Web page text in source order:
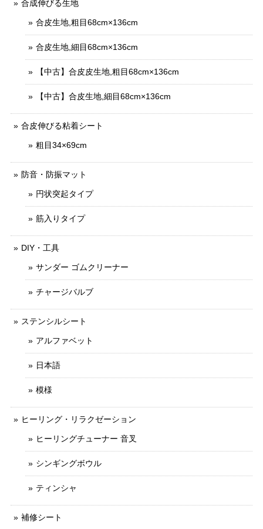
合成伸びる生地
合皮生地,粗目68cm×136cm
合皮生地,細目68cm×136cm
【中古】合皮皮生地,粗目68cm×136cm
【中古】合皮生地,細目68cm×136cm
合皮伸びる粘着シート
粗目34×69cm
防音・防振マット
円状突起タイプ
筋入りタイプ
DIY・工具
サンダー ゴムクリーナー
チャージバルブ
ステンシルシート
アルファベット
日本語
模様
ヒーリング・リラクゼーション
ヒーリングチューナー 音叉
シンギングボウル
ティンシャ
補修シート